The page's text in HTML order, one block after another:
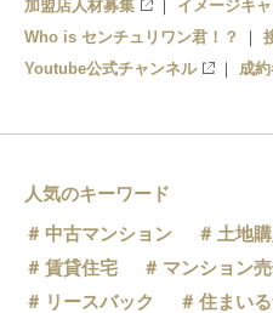
加盟店人材募集
イメージキ
Who is センチュリワン君！？
Youtube公式チャンネル
成
人気のキーワード
中古マンション
土地
賃貸住宅
マンション
リースバック
住まい